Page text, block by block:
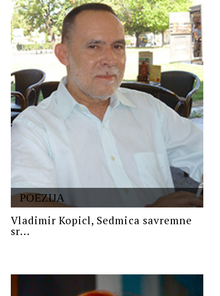
POEZIJA
Vladimir Kopicl, Sedmica savremne
sr...